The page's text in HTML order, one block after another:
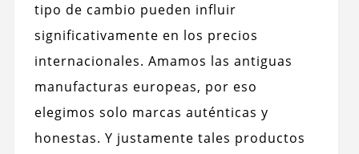
tipo de cambio pueden influir
significativamente en los precios
internacionales. Amamos las antiguas
manufacturas europeas, por eso
elegimos solo marcas auténticas y
honestas. Y justamente tales productos